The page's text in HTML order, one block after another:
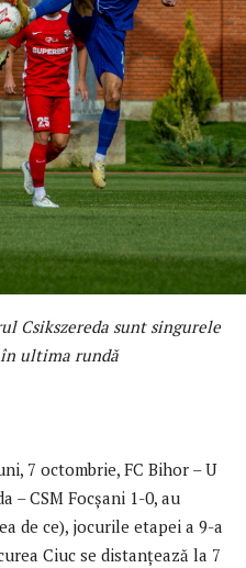
Csikszereda sunt singurele
în ultima rundă
7 octombrie, FC Bihor – U
– CSM Focșani 1-0, au
de ce), jocurile etapei a 9-a
Ciuc se distanțează la 7